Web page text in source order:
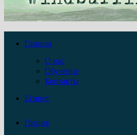
Главная
О нас
Обучение
Контакты
Египет
Греция